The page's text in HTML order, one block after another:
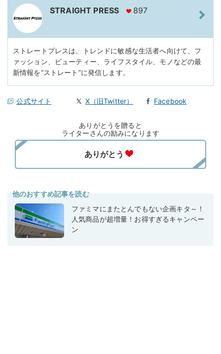
STRAIGHT PRESS 897
ストレートプレスは、トレンドに敏感な生活者へ向けて、フ
ァッション、ビューティー、ライフスタイル、モノなどの最
新情報を“ストレート”に発信します。
公式サイト X（旧Twitter） Facebook
ありがとうを贈ると
ライターさんの励みになります
他のおすすめ記事を読む
ファミマにまたとんでもない企画キタ～！
人気商品が超増量！お得すぎるキャンペー
ン